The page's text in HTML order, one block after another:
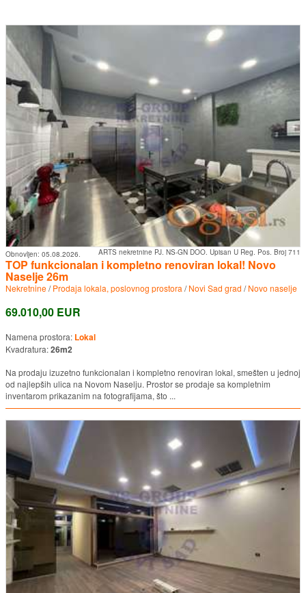
ARTS nekretnine PJ. NS-GN DOO. Upisan U Reg. Pos. Broj 711
Obnovljen: 05.08.2026.
TOP funkcionalan i kompletno renoviran lokal! Novo
Naselje 26m
Nekretnine/Prodaja lokala, poslovnog prostora /Novi Sad grad /Novo naselje
69.010,00 EUR
Namena prostora: Lokal
Kvadratura:26m2
Na prodaju izuzetno funkcionalan i kompletno renoviran lokal, smešten u jednoj
od najlepših ulica na Novom Naselju. Prostor se prodaje sa kompletnim
inventarom prikazanim na fotografijama, što ...